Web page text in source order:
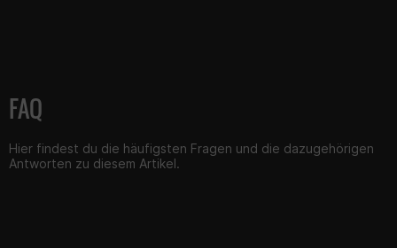
FAQ
Hier findest du die häufigsten Fragen und die dazugehörigen
Antworten zu diesem Artikel.